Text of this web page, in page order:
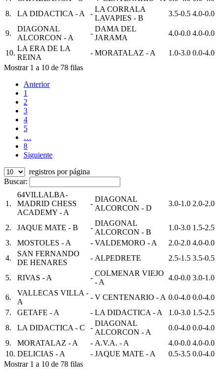
8.
LA DIDACTICA - A -
LA CORRALA
LAVAPIES - B
3.5-0.5 4.0-0.0
9.
DIAGONAL
ALCORCON - A
-
DAMA DEL
JARAMA
4.0-0.0 4.0-0.0
10.
LA ERA DE LA
REINA
- MORATALAZ - A 1.0-3.0 0.0-4.0
Mostrar 1 a 10 de 78 filas
Anterior
1
2
3
4
5
…
8
Siguiente
registros por página
Buscar:
1.
64VILLALBA-
MADRID CHESS
ACADEMY - A
-
DIAGONAL
ALCORCON - D
3.0-1.0 2.0-2.0
2. JAQUE MATE - B -
DIAGONAL
ALCORCON - B
1.0-3.0 1.5-2.5
3.
MOSTOLES - A - VALDEMORO - A 2.0-2.0 4.0-0.0
4.
SAN FERNANDO
DE HENARES
- ALPEDRETE 2.5-1.5 3.5-0.5
5. RIVAS - A -
COLMENAR VIEJO
- A
4.0-0.0 3.0-1.0
6.
VALLECAS VILLA -
A
- V CENTENARIO - A 0.0-4.0 0.0-4.0
7.
GETAFE - A - LA DIDACTICA - A 1.0-3.0 1.5-2.5
8.
LA DIDACTICA - C -
DIAGONAL
ALCORCON - A
0.0-4.0 0.0-4.0
9.
MORATALAZ - A - A.V.A. - A 4.0-0.0 4.0-0.0
10. DELICIAS - A - JAQUE MATE - A 0.5-3.5 0.0-4.0
Mostrar 1 a 10 de 78 filas